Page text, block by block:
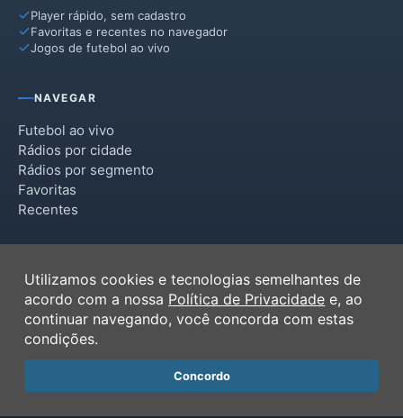
Player rápido, sem cadastro
Favoritas e recentes no navegador
Jogos de futebol ao vivo
NAVEGAR
Futebol ao vivo
Rádios por cidade
Rádios por segmento
Favoritas
Recentes
Termos de Uso
Política de Privacidade
Ferramentas
Contato
Utilizamos cookies e tecnologias semelhantes de
acordo com a nossa Política de Privacidade e, ao
continuar navegando, você concorda com estas
condições.
Concordo